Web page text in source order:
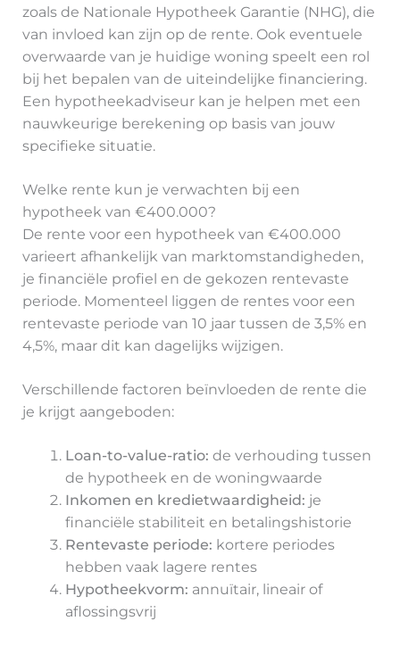
zoals de Nationale Hypotheek Garantie (NHG), die
van invloed kan zijn op de rente. Ook eventuele
overwaarde van je huidige woning speelt een rol
bij het bepalen van de uiteindelijke financiering.
Een hypotheekadviseur kan je helpen met een
nauwkeurige berekening op basis van jouw
specifieke situatie.
Welke rente kun je verwachten bij een
hypotheek van €400.000?
De rente voor een hypotheek van €400.000
varieert afhankelijk van marktomstandigheden,
je financiële profiel en de gekozen rentevaste
periode. Momenteel liggen de rentes voor een
rentevaste periode van 10 jaar tussen de 3,5% en
4,5%, maar dit kan dagelijks wijzigen.
Verschillende factoren beïnvloeden de rente die
je krijgt aangeboden:
Loan-to-value-ratio: de verhouding tussen
de hypotheek en de woningwaarde
Inkomen en kredietwaardigheid: je
financiële stabiliteit en betalingshistorie
Rentevaste periode: kortere periodes
hebben vaak lagere rentes
Hypotheekvorm: annuïtair, lineair of
aflossingsvrij